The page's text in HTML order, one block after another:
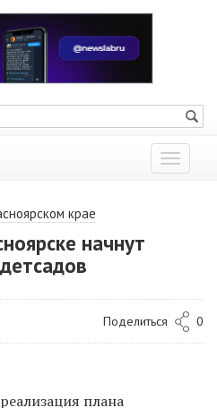
Показать
меню
крае
начнут
Поделиться 0
плана